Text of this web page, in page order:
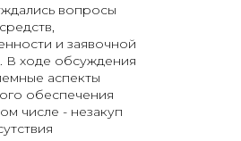
вопросы
и заявочной
В ходе обсуждения
аспекты
обеспечения
числе - незакуп